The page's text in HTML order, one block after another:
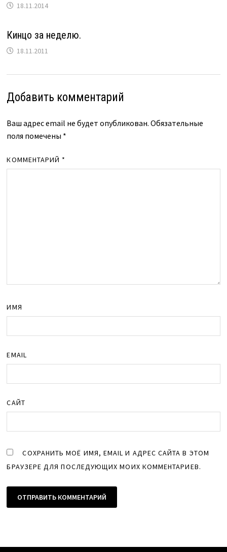
18.11.2014
Кинцо за неделю.
18.11.2011
Добавить комментарий
Ваш адрес email не будет опубликован. Обязательные
поля помечены *
КОММЕНТАРИЙ *
ИМЯ
EMAIL
САЙТ
СОХРАНИТЬ МОЁ ИМЯ, EMAIL И АДРЕС САЙТА В ЭТОМ
БРАУЗЕРЕ ДЛЯ ПОСЛЕДУЮЩИХ МОИХ КОММЕНТАРИЕВ.